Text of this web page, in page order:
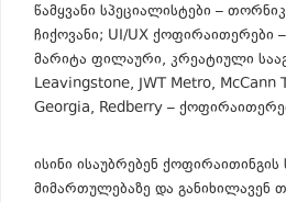
წამყვანი სპეციალისტები –
ჩიქოვანი; UI/UX ქოფირაითერები
მარიტა ფილაური, კრეატიული
Leavingstone, JWT Metro,
Georgia, Redberry –
ისინი ისაუბრებენ ქოფირაითინგის
მიმართულებაზე და განიხილავენ